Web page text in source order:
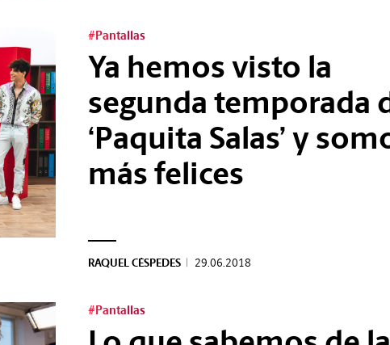
#Pantallas
Ya hemos visto la
segunda temporada
‘Paquita Salas’ y
más felices
RAQUEL CÉSPEDES | 29.06.2018
#Pantallas